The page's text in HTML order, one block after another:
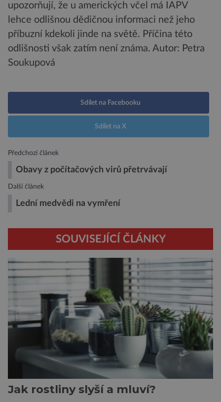
upozorňují, že u amerických včel má IAPV
lehce odlišnou dědičnou informaci než jeho
příbuzní kdekoli jinde na světě. Příčina této
odlišnosti však zatím není známa. Autor: Petra
Soukupová
Sdílet na Facebooku
Sdílet na X
Předchozí článek
Obavy z počítačových virů přetrvávají
Další článek
Lední medvědi na vymření
SOUVISEJÍCÍ ČLÁNKY
Jak rostliny slyší a mluví?